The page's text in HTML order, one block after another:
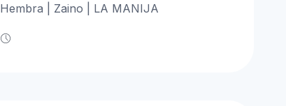
Hembra | Zaino | LA MANIJA